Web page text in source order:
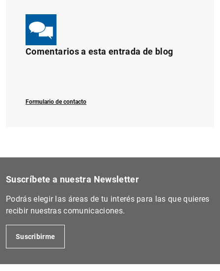
Comentarios a esta entrada de blog
Formulario de contacto
Suscríbete a nuestra Newsletter
Podrás elegir las áreas de tu interés para las que quieres
recibir nuestras comunicaciones.
Suscribirme